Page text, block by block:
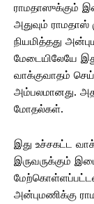
ராமதாஸுக்கும்
அதுவும்
நியமித்தது
மேடையிலேயே
வாக்குவாதம்
அம்பலமானது.
மோதல்கள்.
இது உச்சகட்ட
இருவருக்கும்
அன்புமணிக்கு